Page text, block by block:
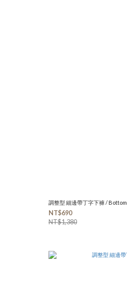
調整型 細邊帶丁字下褲 / Bottom
NT$690
NT$1,380